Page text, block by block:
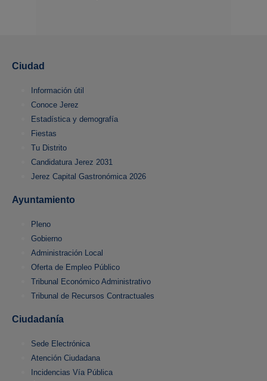
Ciudad
Información útil
Conoce Jerez
Estadística y demografía
Fiestas
Tu Distrito
Candidatura Jerez 2031
Jerez Capital Gastronómica 2026
Ayuntamiento
Pleno
Gobierno
Administración Local
Oferta de Empleo Público
Tribunal Económico Administrativo
Tribunal de Recursos Contractuales
Ciudadanía
Sede Electrónica
Atención Ciudadana
Incidencias Vía Pública